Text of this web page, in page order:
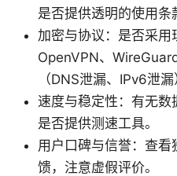
是否提供透明的使用条
加密与协议：是否采用
OpenVPN、
（DNS泄漏、IPv6泄漏
速度与稳定性：有无数
是否提供测速工具。
用户口碑与信誉：查
馈，注意虚假评价。